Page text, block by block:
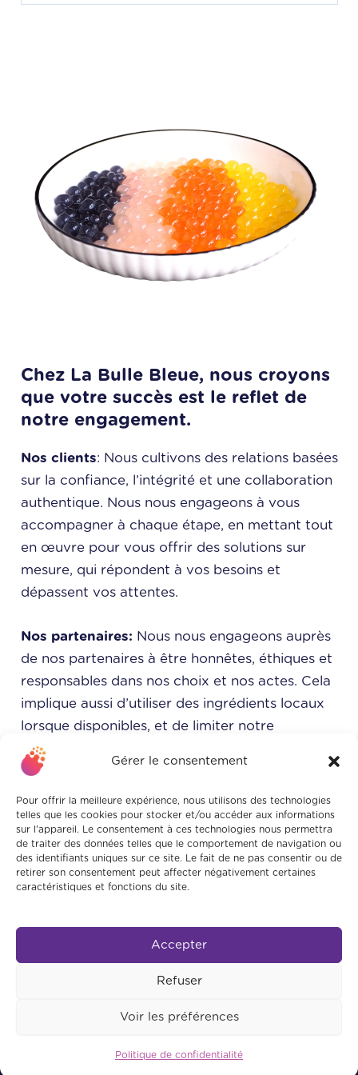
Gérer le consentement
Pour offrir la meilleure expérience, nous utilisons des technologies
telles que les cookies pour stocker et/ou accéder aux informations
sur l'appareil. Le consentement à ces technologies nous permettra
de traiter des données telles que le comportement de navigation ou
des identifiants uniques sur ce site. Le fait de ne pas consentir ou de
retirer son consentement peut affecter négativement certaines
caractéristiques et fonctions du site.
Accepter
Refuser
Voir les préférences
Politique de confidentialité
analytique et mon expertise en ingénierie
contribuent à créer des solutions technologiques
qui assurent une production stable et optimisée
pour l’entreprise.
Chez La Bulle Bleue, nous croyons
que votre succès est le reflet de
notre engagement.
Nos clients: Nous cultivons des relations basées
sur la confiance, l’intégrité et une collaboration
authentique. Nous nous engageons à vous
accompagner à chaque étape, en mettant tout
en œuvre pour vous offrir des solutions sur
mesure, qui répondent à vos besoins et
dépassent vos attentes.
Nos partenaires: Nous nous engageons auprès
de nos partenaires à être honnêtes, éthiques et
responsables dans nos choix et nos actes. Cela
implique aussi d’utiliser des ingrédients locaux
lorsque disponibles, et de limiter notre
empreinte écologique.
est une priorité car nous croyons fermement
que de travailler dans une atmosphère agréable
et conviviale, où la bonne entente est de mise,
est un gage de succès.
Conditions d’utilisation